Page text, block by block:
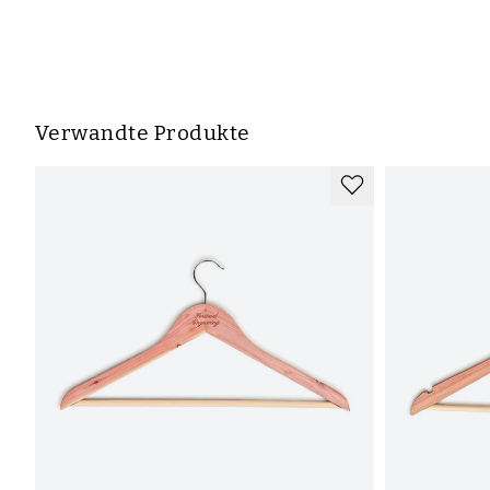
Verwandte Produkte